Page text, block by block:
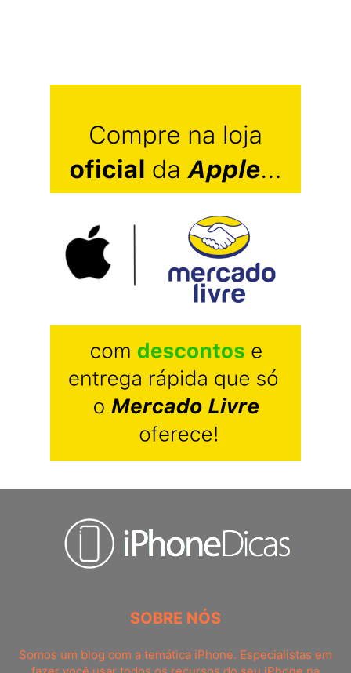
SOBRE NÓS
Somos um blog com a temática iPhone. Especialistas em